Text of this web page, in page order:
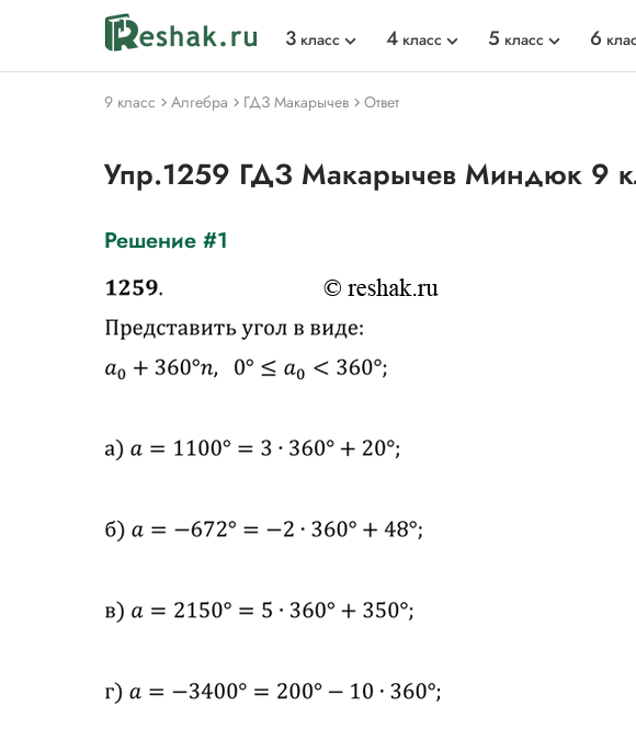
3 класс 4 класс 5 класс 6
9 класс Алгебра ГДЗ Макарычев Ответ
Упр.1259 ГДЗ Макарычев Миндюк 9
Решение #1